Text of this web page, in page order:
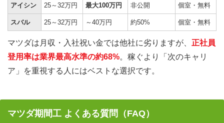
アイシン 25～32万円 最大100万円 非公開 個室・無料
スバル 25～32万円 ～40万円 約50% 個室・無料
マツダは月収・入社祝い金では他社に劣りますが、 正社員
登用率は業界最高水準の約68%。稼ぐより「次のキャリ
ア」を重視する人にはベストな選択です。
マツダ期間工 よくある質問（FAQ）